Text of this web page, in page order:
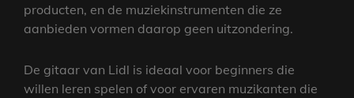
producten, en de muziekinstrumenten die ze
aanbieden vormen daarop geen uitzondering.
De gitaar van Lidl is ideaal voor beginners die
willen leren spelen of voor ervaren muzikanten die